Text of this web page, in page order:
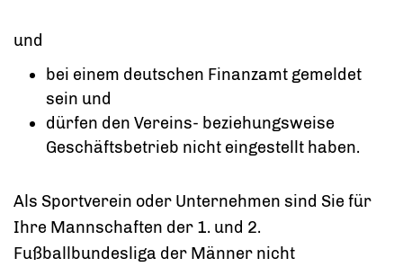
und
bei einem deutschen Finanzamt gemeldet
sein und
dürfen den Vereins- beziehungsweise
Geschäftsbetrieb nicht eingestellt haben.
Als Sportverein oder Unternehmen sind Sie für
Ihre Mannschaften der 1. und 2.
Fußballbundesliga der Männer nicht